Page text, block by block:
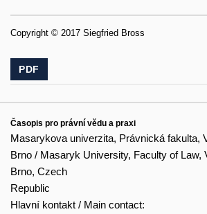
Copyright © 2017 Siegfried Bross
PDF
Časopis pro právní vědu a praxi
Masarykova univerzita, Právnická fakulta,
Brno / Masaryk University, Faculty of Law,
Brno, Czech
Republic
Hlavní kontakt / Main contact: